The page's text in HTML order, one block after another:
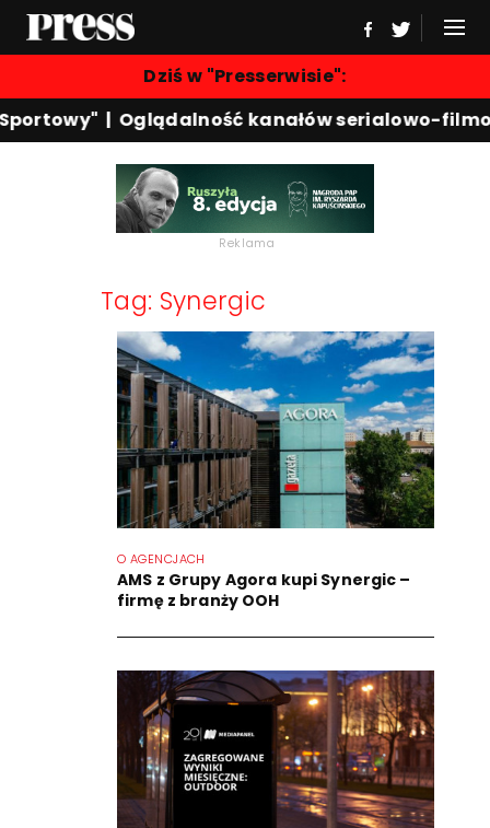
Dziś w "Presserwisie":
Oglądalność kanałów serialowo-
Reklama
Tag: Synergic
O AGENCJACH
AMS z Grupy Agora kupi Synergic –
firmę z branży OOH